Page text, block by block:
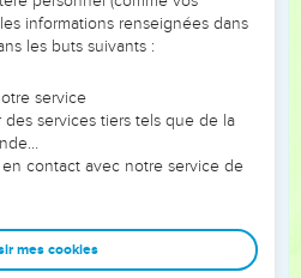
tribu de Benjamin étaient
Béthel,
et Guéba, soit 12 villes avec leurs
informations renseignées dans
les buts suivants :
service
services tiers tels que de la
contact avec notre service de
mes cookies